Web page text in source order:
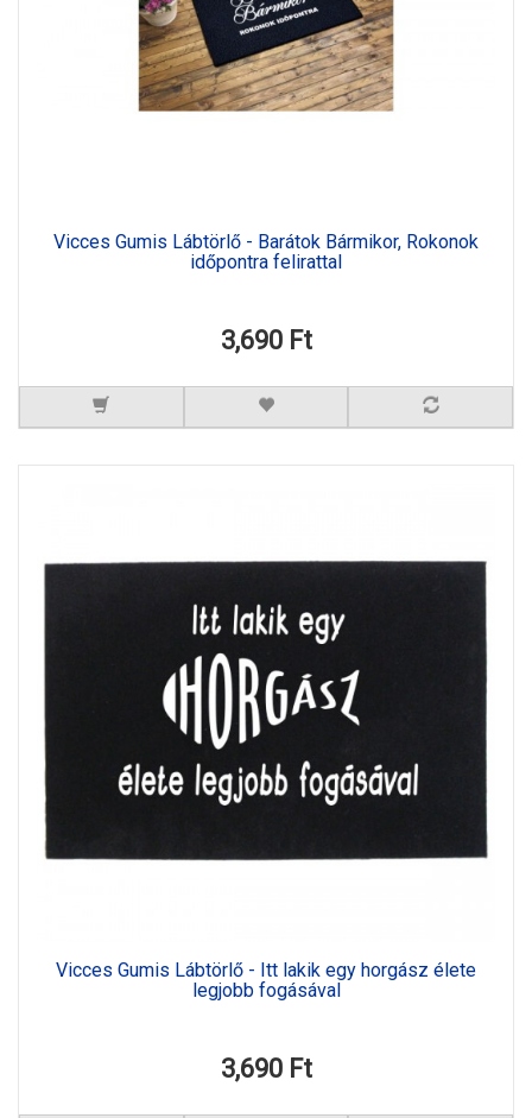
Vicces Gumis Lábtörlő - Barátok Bármikor, Rokonok
időpontra felirattal
3,690 Ft
Vicces Gumis Lábtörlő - Itt lakik egy horgász élete
legjobb fogásával
3,690 Ft